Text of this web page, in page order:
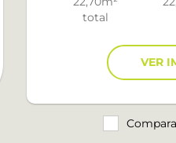
Ecovile
Fanny
Guabirotuba
total
VER